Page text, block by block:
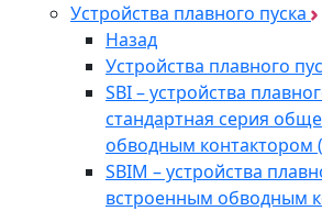
Устройства плавного пуска
Назад
Устройства плавного
SBI – устройства
стандартная серия
обводным контактором
SBIM – устройства
встроенным обводным